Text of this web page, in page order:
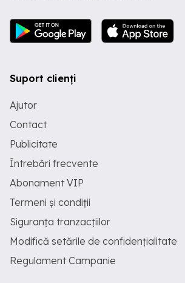
Suport clienți
Ajutor
Contact
Publicitate
Întrebări frecvente
Abonament VIP
Termeni și condiții
Siguranța tranzacțiilor
Modifică setările de confidențialitate
Regulament Campanie